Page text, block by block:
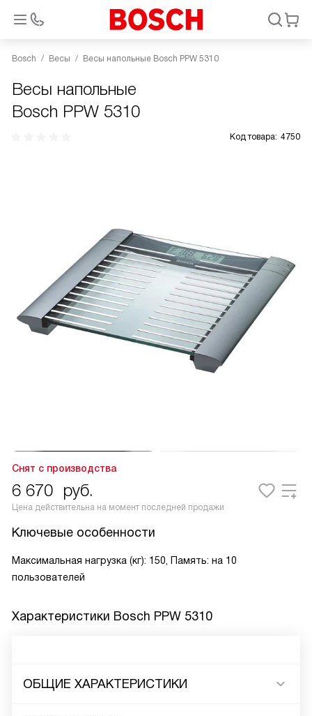
Bosch Весы Весы напольные Bosch PPW 5310
Весы напольные
Bosch PPW 5310
Код товара: 4750
Снят с производства
6 670 руб.
Цена действительна на момент последней продажи
Ключевые особенности
Максимальная нагрузка (кг): 150, Память: на 10
пользователей
Характеристики Bosch PPW 5310
ОБЩИЕ ХАРАКТЕРИСТИКИ